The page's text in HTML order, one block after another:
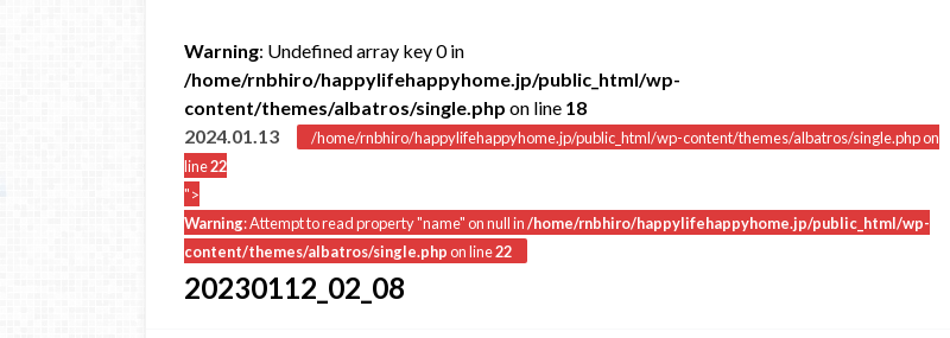
Warning: Undefined array key 0 in
/home/rnbhiro/happylifehappyhome.jp/public_html/wp-
content/themes/albatros/single.php on line 18
2024.01.13
/home/rnbhiro/happylifehappyhome.jp/public_html/wp-content/themes/albatros/single.php on
line22
">
Warning: Attempt to read property "name" on null in /home/rnbhiro/happylifehappyhome.jp/public_html/wp-
content/themes/albatros/single.phpon line22
20230112_02_08